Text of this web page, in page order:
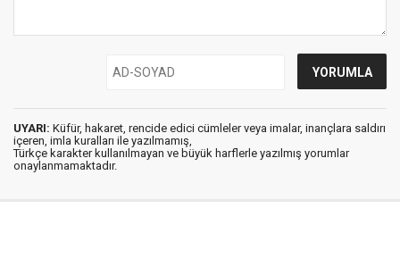
UYARI: Küfür, hakaret, rencide edici cümleler veya imalar, inançlara saldırı
içeren, imla kuralları ile yazılmamış,
Türkçe karakter kullanılmayan ve büyük harflerle yazılmış yorumlar
onaylanmamaktadır.